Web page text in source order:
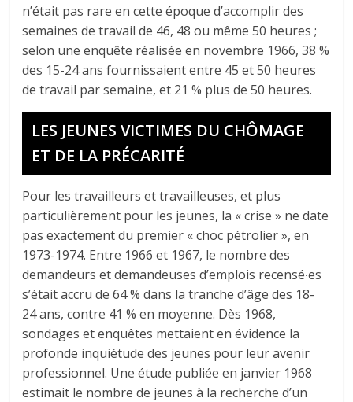
n’était pas rare en cette époque d’accomplir des
semaines de travail de 46, 48 ou même 50 heures ;
selon une enquête réalisée en novembre 1966, 38 %
des 15-24 ans fournissaient entre 45 et 50 heures
de travail par semaine, et 21 % plus de 50 heures.
LES JEUNES VICTIMES DU CHÔMAGE
ET DE LA PRÉCARITÉ
Pour les travailleurs et travailleuses, et plus
particulièrement pour les jeunes, la « crise » ne date
pas exactement du premier « choc pétrolier », en
1973-1974. Entre 1966 et 1967, le nombre des
demandeurs et demandeuses d’emplois recensé∙es
s’était accru de 64 % dans la tranche d’âge des 18-
24 ans, contre 41 % en moyenne. Dès 1968,
sondages et enquêtes mettaient en évidence la
profonde inquiétude des jeunes pour leur avenir
professionnel. Une étude publiée en janvier 1968
estimait le nombre de jeunes à la recherche d’un